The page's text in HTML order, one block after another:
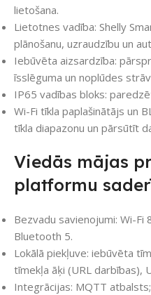
lietošana.
Lietotnes vadība: Shelly
plānošanu, uzraudzību un
Iebūvēta aizsardzība:
īsslēguma un noplūdes
IP65 vadības bloks:
Wi-Fi tīkla paplašinātājs un
tīkla diapazonu un pārsūtīt
Viedās mājas
platformu
Bezvadu savienojumi: Wi-
Bluetooth 5.
Lokālā piekļuve: iebūvēta
tīmekļa āķi (URL darbības),
Integrācijas: MQTT